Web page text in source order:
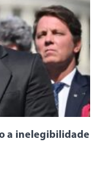
a inelegibilidade